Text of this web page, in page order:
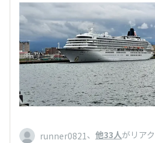
runner0821、 他33人がリア